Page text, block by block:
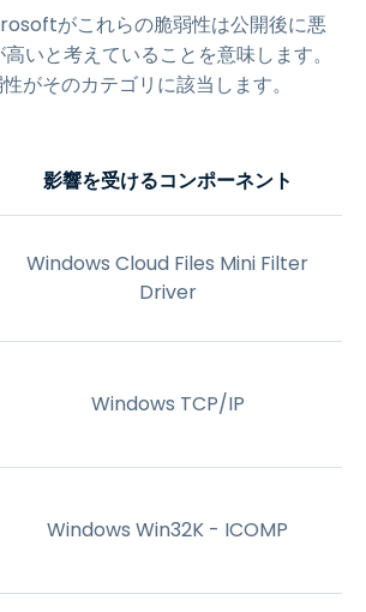
がこれらの脆弱性は公開後に悪
いと考えていることを意味します。
がそのカテゴリに該当します。
影響を受けるコンポーネント
Windows Cloud Files Mini Filter
Driver
Windows TCP/IP
Windows Win32K - ICOMP